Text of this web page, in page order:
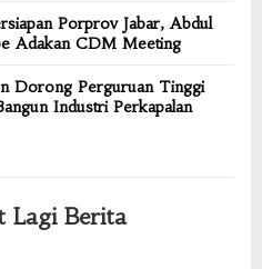
Porprov Jabar, Abdul
Adakan CDM Meeting
Dorong Perguruan Tinggi
Industri Perkapalan
Lagi Berita